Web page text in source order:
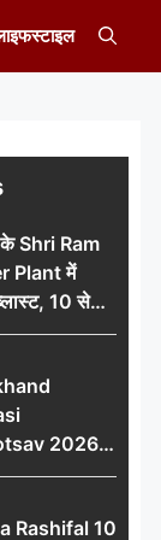
के Shri Ram
Plant में
10 से
झुलसे; दो
2026
भवन में भव्य
प्रस्तुतियों ने
Rashifal 10